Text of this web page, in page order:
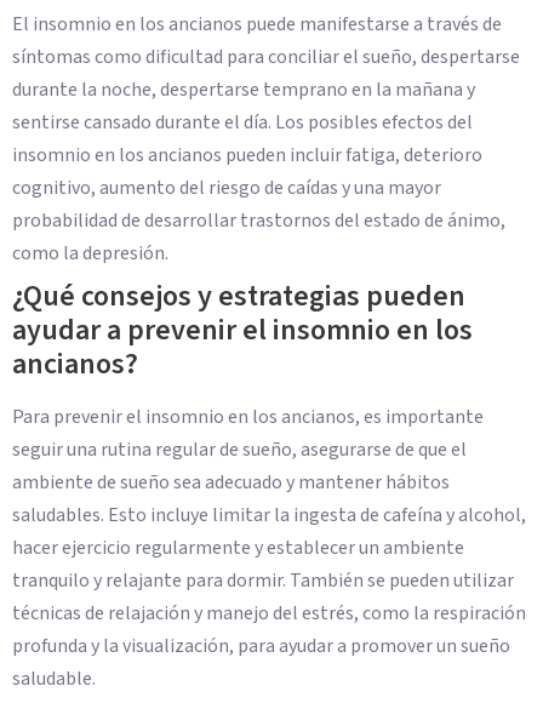
El insomnio en los ancianos puede manifestarse a través de
síntomas como dificultad para conciliar el sueño, despertarse
durante la noche, despertarse temprano en la mañana y
sentirse cansado durante el día. Los posibles efectos del
insomnio en los ancianos pueden incluir fatiga, deterioro
cognitivo, aumento del riesgo de caídas y una mayor
probabilidad de desarrollar trastornos del estado de ánimo,
como la depresión.
¿Qué consejos y estrategias pueden
ayudar a prevenir el insomnio en los
ancianos?
Para prevenir el insomnio en los ancianos, es importante
seguir una rutina regular de sueño, asegurarse de que el
ambiente de sueño sea adecuado y mantener hábitos
saludables. Esto incluye limitar la ingesta de cafeína y alcohol,
hacer ejercicio regularmente y establecer un ambiente
tranquilo y relajante para dormir. También se pueden utilizar
técnicas de relajación y manejo del estrés, como la respiración
profunda y la visualización, para ayudar a promover un sueño
saludable.